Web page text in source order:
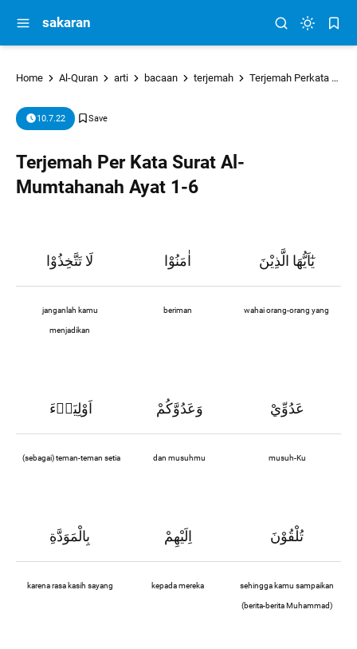
sakaran
Home Al-Quran arti bacaan terjemah Terjemah Perkata
10.7.22
Terjemah Per Kata Surat Al-
Mumtahanah Ayat 1-6
لَا تَتَّخِذُوْا اٰمَنُوْا يٰٓاَيُّهَا الَّذِيْنَ
janganlah kamu
menjadikan
beriman wahai orang-orang yang
اَوْلِيَاۤءَ وَعَدُوَّكُمْ عَدُوِّيْ
(sebagai) teman-teman setia dan musuhmu musuh-Ku
بِالْمَوَدَّةِ اِلَيْهِمْ تُلْقُوْنَ
karena rasa kasih sayang kepada mereka sehingga kamu sampaikan
(berita-berita Muhammad)